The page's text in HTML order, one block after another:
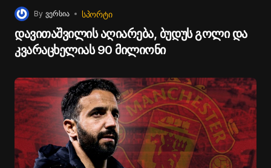
By ვერსია ᲡᲞᲝᲠᲢᲘ
დავითაშვილის აღიარება, ბუდუს გოლი და
კვარაცხელიას 90 მილიონი